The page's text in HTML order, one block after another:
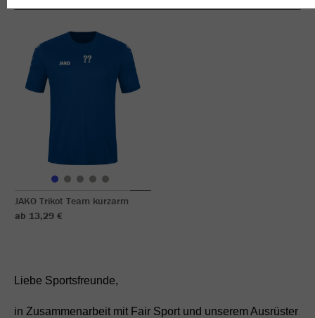
JAKO Trikot Team kurzarm
ab 13,29 €
Liebe Sportsfreunde,
in Zusammenarbeit mit Fair Sport und unserem Ausrüster